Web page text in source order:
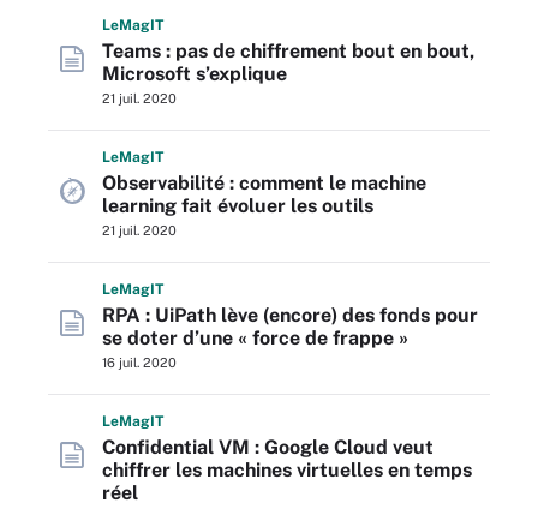
LeMagIT
Teams : pas de chiffrement bout en bout,
Microsoft s’explique
21 juil. 2020
LeMagIT
Observabilité : comment le machine
learning fait évoluer les outils
21 juil. 2020
LeMagIT
RPA : UiPath lève (encore) des fonds pour
se doter d’une « force de frappe »
16 juil. 2020
LeMagIT
Confidential VM : Google Cloud veut
chiffrer les machines virtuelles en temps
réel